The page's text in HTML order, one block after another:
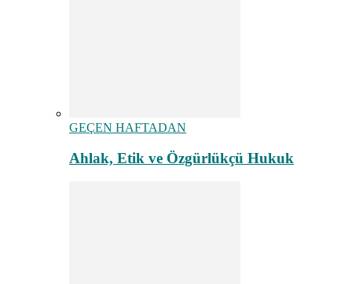
GEÇEN HAFTADAN
Ahlak, Etik ve Özgürlükçü Hukuk